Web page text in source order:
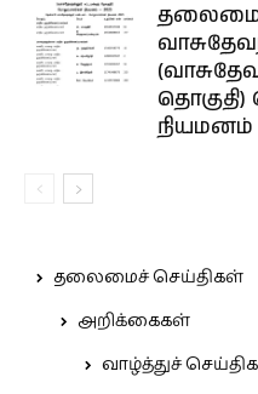
தலைமை
நியமனம்
தலைமைச் செய்திகள்
அறிக்கைகள்
வாழ்த்துச்